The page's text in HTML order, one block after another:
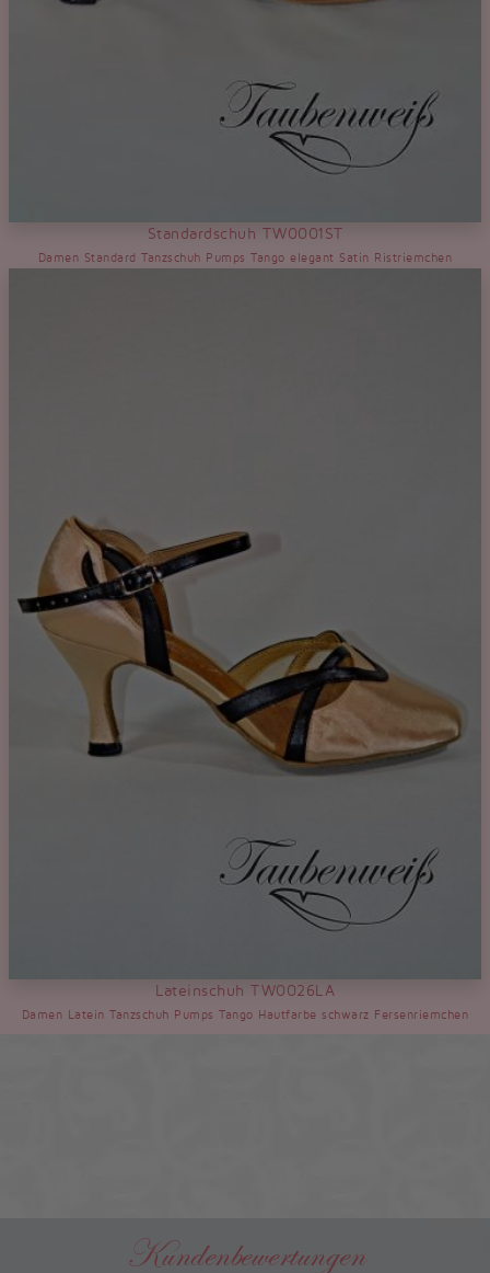
Standardschuh TW0001ST
Damen Standard Tanzschuh Pumps Tango elegant Satin Ristriemchen
Lateinschuh TW0026LA
Damen Latein Tanzschuh Pumps Tango Hautfarbe schwarz Fersenriemchen
Kundenbewertungen